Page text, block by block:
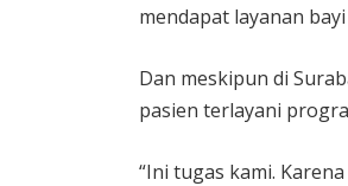
mendapat layanan
Dan meskipun di
pasien terlayani
“Ini tugas kami.